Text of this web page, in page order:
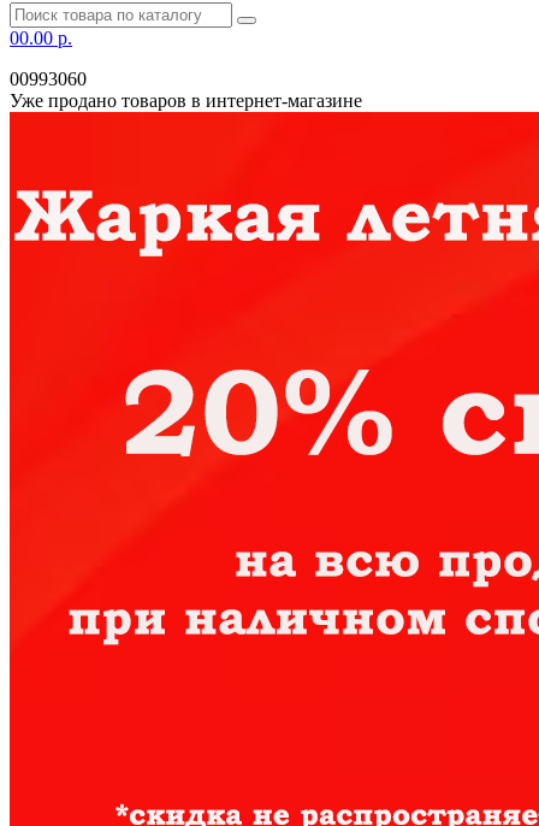
00.00 р.
00993060
Уже продано товаров в интернет-магазине